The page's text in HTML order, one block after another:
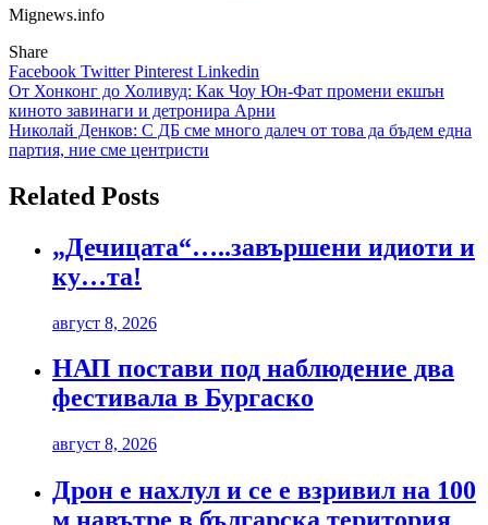
Mignews.info
Share
Facebook TwitterPinterest Linkedin
Навигация
От Хонконг до Холивуд: Как Чоу Юн-Фат промени екшън
киното завинаги и детронира Арни
Николай Денков: С ДБ сме много далеч от това да бъдем една
партия, ние сме центристи
Related Posts
„Дечицата“…..завършени идиоти и
ку…та!
август 8, 2026
НАП постави под наблюдение два
фестивала в Бургаско
август 8, 2026
Дрон е нахлул и се е взривил на 100